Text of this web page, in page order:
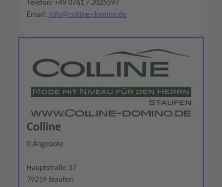
Telefon: +49 0761 / 2025597
Email: info@colline-domino.de
Colline
0 Angebote
Hauptstraße 37
79219 Staufen